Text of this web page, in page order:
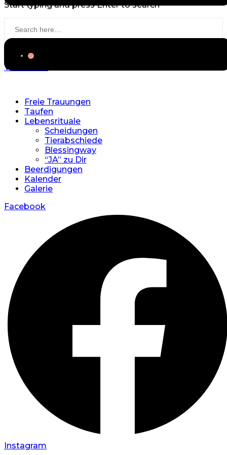
Freie Trauungen
Taufen
Lebensrituale
Scheidungen
Tierabschiede
Blessingway
“JA” zu Dir
Beerdigungen
Kalender
Galerie
Facebook
Instagram
Start typing and press Enter to search
View more